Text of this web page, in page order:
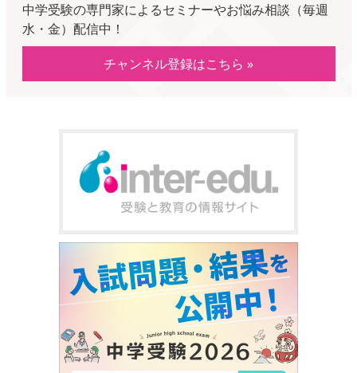
中学受験の専門家によるセミナーやお悩み相談（毎週
水・金）配信中！
チャンネル登録はこちら »